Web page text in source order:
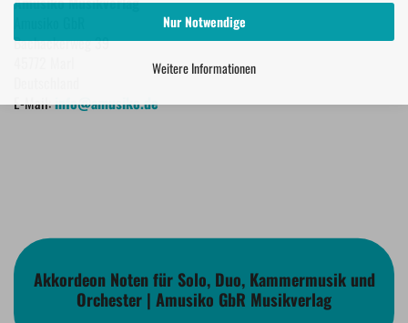
Nur Notwendige
Weitere Informationen
Bachackerweg 39
E-Mail:info@amusiko.de
Akkordeon Noten für Solo, Duo, Kammermusik und
Orchester | Amusiko GbR Musikverlag